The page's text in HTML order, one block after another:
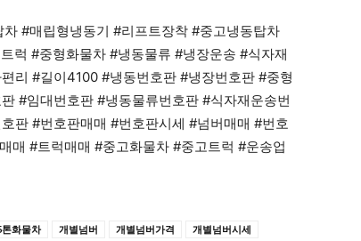
#매립형냉동기 #리프트장착 #중고냉동탑차
럭 #중형화물차 #냉동물류 #냉장운송 #식자재
리 #길이4100 #냉동번호판 #냉장번호판 #중형
#임대번호판 #냉동물류번호판 #식자재운송번
판 #번호판매매 #번호판시세 #넘버매매 #번호
#트럭매매 #중고화물차 #중고트럭 #운송업
화물차 개별넘버 개별넘버가격
개별넘버시세